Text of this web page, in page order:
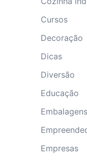
Cursos
Decoração
Dicas
Diversão
Educação
Embalagens
Empresas